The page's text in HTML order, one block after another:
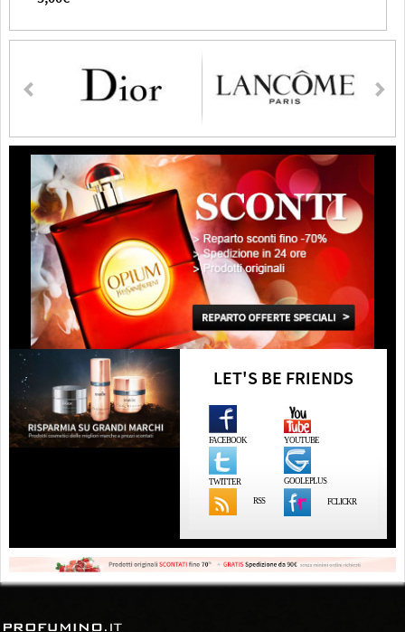
LET'S BE FRIENDS
FACEBOOK YOUTUBE
TWITTER GOOLEPLUS
RSS FCLICKR